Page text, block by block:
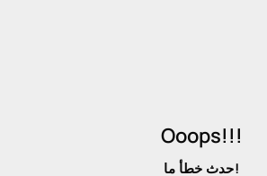
Ooops!!!
حدث خطأ ما!